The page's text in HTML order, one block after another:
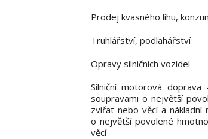
Prodej kvasného lihu,
Truhlářství, podlahářství
Opravy silničních vozidel
Silniční motorová
soupravami o největší
zvířat nebo věcí a nákladní
o největší povolené
věcí